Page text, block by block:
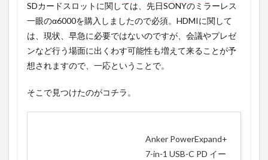
SDカードスロットに関しては、先日SONYのミラーレス
一眼のα6000を購入しましたので必須。HDMIに関して
は、現状、早急に必要ではないのですが、会議やプレゼ
ンなど行う場面に出くわす可能性も増えて来ることが予
想されますので、一応ということで。
そこで見つけたのがコチラ。
Anker PowerExpand+
7-in-1 USB-C PD イー